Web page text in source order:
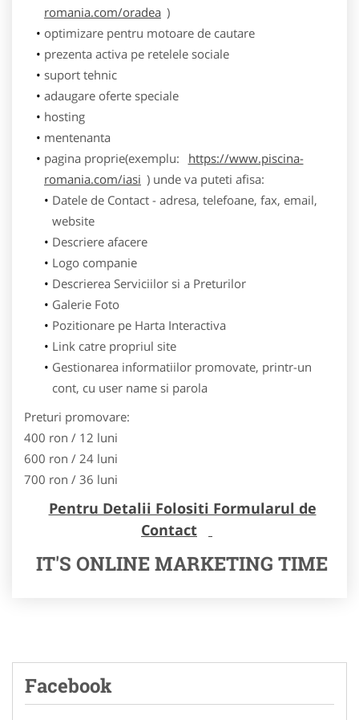
romania.com/oradea )
optimizare pentru motoare de cautare
prezenta activa pe retelele sociale
suport tehnic
adaugare oferte speciale
hosting
mentenanta
pagina proprie(exemplu:
https://www.piscina-
romania.com/iasi ) unde va puteti afisa:
Datele de Contact - adresa, telefoane, fax, email,
website
Descriere afacere
Logo companie
Descrierea Serviciilor si a Preturilor
Galerie Foto
Pozitionare pe Harta Interactiva
Link catre propriul site
Gestionarea informatiilor promovate, printr-un
cont, cu user name si parola
Preturi promovare:
400 ron / 12 luni
600 ron / 24 luni
700 ron / 36 luni
Pentru Detalii Folositi Formularul de
Contact
IT'S ONLINE MARKETING TIME
Facebook